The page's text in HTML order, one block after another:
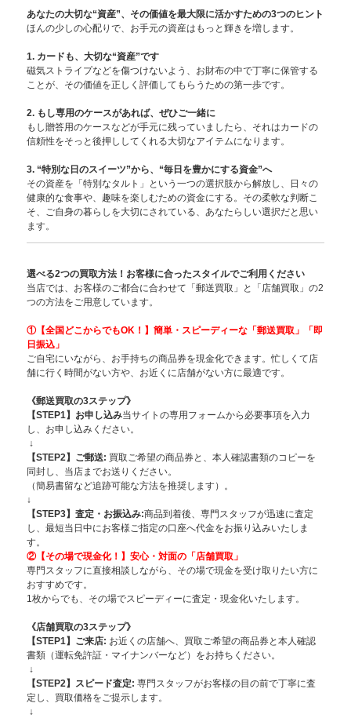
あなたの大切な“資産”、その価値を最大限に活かすための3つのヒント
ほんの少しの心配りで、お手元の資産はもっと輝きを増します。
1. カードも、大切な“資産”です
磁気ストライプなどを傷つけないよう、お財布の中で丁寧に保管する
ことが、その価値を正しく評価してもらうための第一歩です。
2. もし専用のケースがあれば、ぜひご一緒に
もし贈答用のケースなどが手元に残っていましたら、それはカードの
信頼性をそっと後押ししてくれる大切なアイテムになります。
3. “特別な日のスイーツ”から、“毎日を豊かにする資金”へ
その資産を「特別なタルト」という一つの選択肢から解放し、日々の
健康的な食事や、趣味を楽しむための資金にする。その柔軟な判断こ
そ、ご自身の暮らしを大切にされている、あなたらしい選択だと思い
ます。
選べる2つの買取方法！お客様に合ったスタイルでご利用ください
当店では、お客様のご都合に合わせて「郵送買取」と「店舗買取」の2
つの方法をご用意しています。
①【全国どこからでもOK！】簡単・スピーディーな「郵送買取」「即
日振込」
ご自宅にいながら、お手持ちの商品券を現金化できます。忙しくて店
舗に行く時間がない方や、お近くに店舗がない方に最適です。
《郵送買取の3ステップ》
【STEP1】お申し込み当サイトの専用フォームから必要事項を入力
し、お申し込みください。
↓
【STEP2】ご郵送: 買取ご希望の商品券と、本人確認書類のコピーを
同封し、当店までお送りください。
（簡易書留など追跡可能な方法を推奨します）。
↓
【STEP3】査定・お振込み:商品到着後、専門スタッフが迅速に査定
し、最短当日中にお客様ご指定の口座へ代金をお振り込みいたしま
す。
②【その場で現金化！】安心・対面の「店舗買取」
専門スタッフに直接相談しながら、その場で現金を受け取りたい方に
おすすめです。
1枚からでも、その場でスピーディーに査定・現金化いたします。
《店舗買取の3ステップ》
【STEP1】 ご来店: お近くの店舗へ、買取ご希望の商品券と本人確認
書類（運転免許証・マイナンバーなど）をお持ちください。
↓
【STEP2】スピード査定: 専門スタッフがお客様の目の前で丁寧に査
定し、買取価格をご提示します。
↓